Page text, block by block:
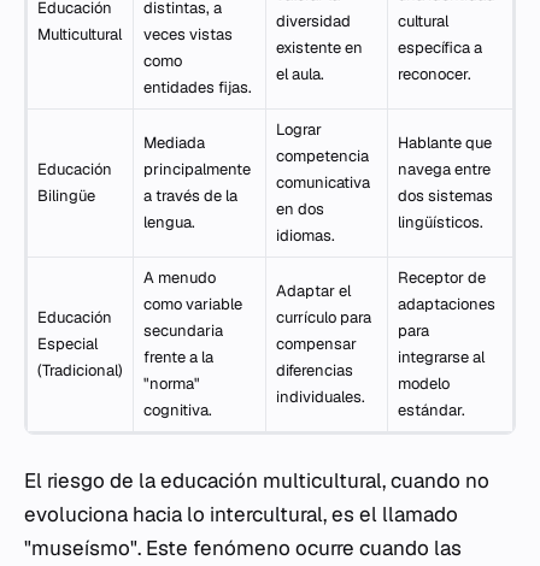
Educación
Multicultural
distintas, a
veces vistas
como
entidades fijas.
diversidad
existente en
el aula.
cultural
específica a
reconocer.
Educación
Bilingüe
Mediada
principalmente
a través de la
lengua.
Lograr
competencia
comunicativa
en dos
idiomas.
Hablante que
navega entre
dos sistemas
lingüísticos.
Educación
Especial
(Tradicional)
A menudo
como variable
secundaria
frente a la
"norma"
cognitiva.
Adaptar el
currículo para
compensar
diferencias
individuales.
Receptor de
adaptaciones
para
integrarse al
modelo
estándar.
El riesgo de la educación multicultural, cuando no
evoluciona hacia lo intercultural, es el llamado
"museísmo". Este fenómeno ocurre cuando las